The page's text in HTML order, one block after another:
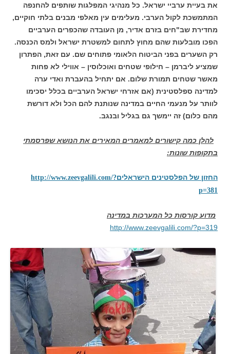
את בעיית ערביי ישראל. כל מנהיגי המפלגות שותפים להחנפה
המתמשכת לקול הערבי. מעלימים עין מאלפי מבנים בלתי חוקיים,
מחדירת שב"חים בזרם אדיר, מן העובדה שהכפרים הערביים
הפכו מובלעות שהם מחוץ לתחום למשטרת ישראל ולמס הכנסה.
רק השערים בפני הביטוח הלאומי פתוחים שם. עם זאת, הפתרון
שמציע ליברמן – חילופי שטחים ואוכלוסין – אווילי לא פחות
מאשר שטחים תמורת שלום. אם יתחיל בהעברת ואדי ערה
למדינה ספלסטינית (אם אזרחי ישראל הערביים בכלל יסכימו
לוותר על מנעמי החיים במדינה שנותנת להם הכל ולא דורשת
מהם כלום) זה יימשך גם בגליל ובנגב.
להלן כמה קישורים למאמרים המאירים את הנושא שפרסמתי
בתקופות שונות:
החזון של הפלסטינים הישראליםhttp://www.zeevgalili.com/?
p=381
מדוע קורסות כל המערכות במדינה
http://www.zeevgalili.com/?p=319